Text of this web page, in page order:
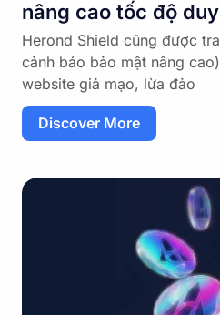
nâng cao tốc độ
Herond Shield cũng được
cảnh báo bảo mật nâng
website giả mạo, lừa đảo
Discover More